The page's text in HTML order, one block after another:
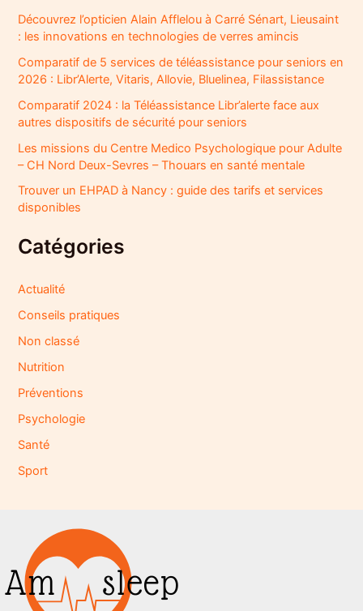
Découvrez l’opticien Alain Afflelou à Carré Sénart, Lieusaint
: les innovations en technologies de verres amincis
Comparatif de 5 services de téléassistance pour seniors en
2026 : Libr’Alerte, Vitaris, Allovie, Bluelinea, Filassistance
Comparatif 2024 : la Téléassistance Libr’alerte face aux
autres dispositifs de sécurité pour seniors
Les missions du Centre Medico Psychologique pour Adulte
– CH Nord Deux-Sevres – Thouars en santé mentale
Trouver un EHPAD à Nancy : guide des tarifs et services
disponibles
Catégories
Actualité
Conseils pratiques
Non classé
Nutrition
Préventions
Psychologie
Santé
Sport